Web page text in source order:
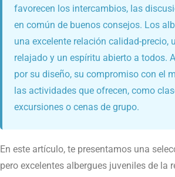
favorecen los intercambios, las
en común de buenos consejos. Los
una excelente relación calidad-precio,
relajado y un espíritu abierto a todos.
por su diseño, su compromiso con el
las actividades que ofrecen, como
excursiones o cenas de grupo.
En este artículo, te presentamos una
pero excelentes albergues juveniles de la